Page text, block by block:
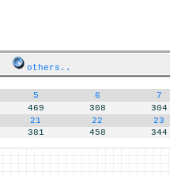
others..
5 6 7
469 308 304
21 22 23
381 458 344